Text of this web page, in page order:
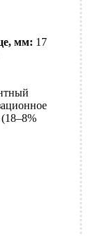
мм: 17